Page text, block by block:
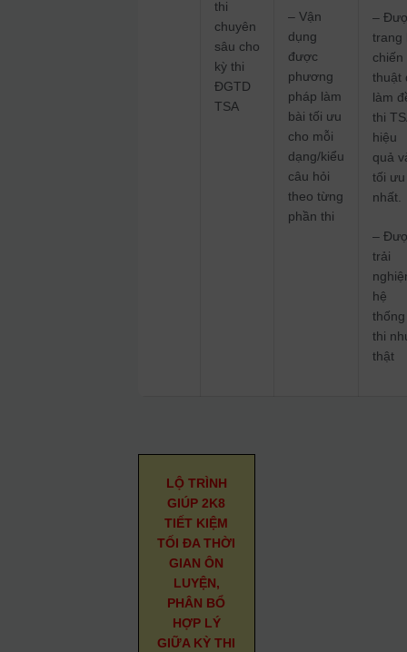
thi
chuyên
sâu cho
kỳ thi
ĐGTD
TSA
– Vận
dụng
được
phương
pháp làm
bài tối ưu
cho mỗi
dạng/kiểu
câu hỏi
theo từng
phần thi
–
trang
chiến
thuật
làm
thi
hiệu
quả
tối ưu
nhất.
–
trải
hệ
thống
thi
thật
LỘ TRÌNH
GIÚP 2K8
TIẾT KIỆM
TỐI ĐA THỜI
GIAN ÔN
LUYỆN,
PHÂN BỔ
HỢP LÝ
GIỮA KỲ THI